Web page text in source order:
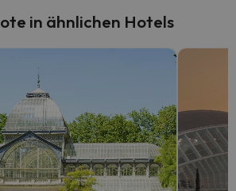
in ähnlichen Hotels